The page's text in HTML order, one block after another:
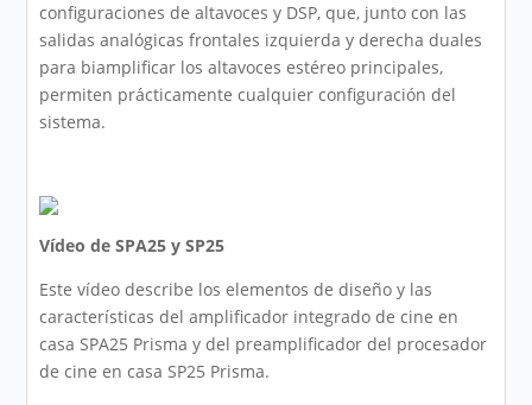
configuraciones de altavoces y DSP, que, junto con las
salidas analógicas frontales izquierda y derecha duales
para biamplificar los altavoces estéreo principales,
permiten prácticamente cualquier configuración del
sistema.
Vídeo de SPA25 y SP25
Este vídeo describe los elementos de diseño y las
características del amplificador integrado de cine en
casa SPA25 Prisma y del preamplificador del procesador
de cine en casa SP25 Prisma.